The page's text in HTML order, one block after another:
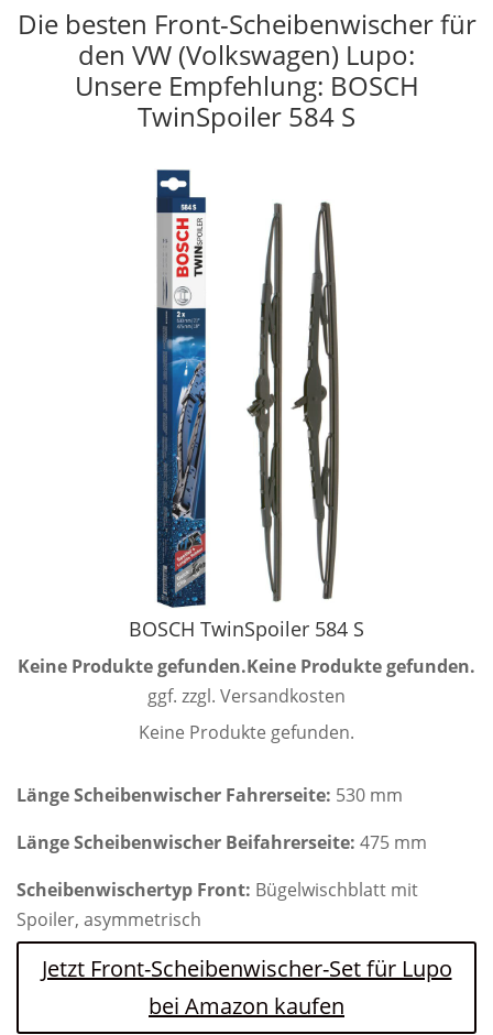
Die besten Front-Scheibenwischer für
den VW (Volkswagen) Lupo:
Unsere Empfehlung: BOSCH
TwinSpoiler 584 S
BOSCH TwinSpoiler 584 S
Keine Produkte gefunden.Keine Produkte gefunden.
ggf. zzgl. Versandkosten
Keine Produkte gefunden.
Länge Scheibenwischer Fahrerseite: 530 mm
Länge Scheibenwischer Beifahrerseite: 475 mm
Scheibenwischertyp Front: Bügelwischblatt mit
Spoiler, asymmetrisch
Jetzt Front-Scheibenwischer-Set für Lupo
bei Amazon kaufen